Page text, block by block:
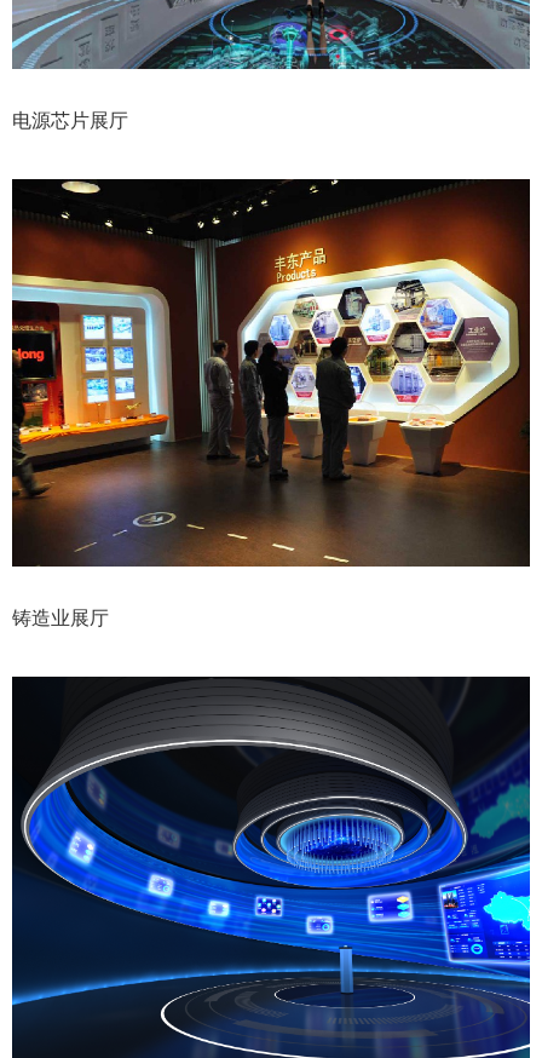
电源芯片展厅
铸造业展厅